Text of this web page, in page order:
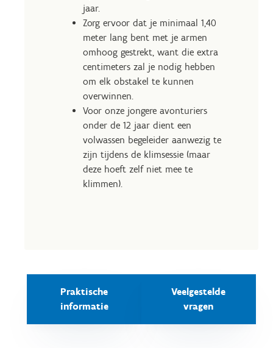
jaar.
Zorg ervoor dat je minimaal 1,40
meter lang bent met je armen
omhoog gestrekt, want die extra
centimeters zal je nodig hebben
om elk obstakel te kunnen
overwinnen.
Voor onze jongere avonturiers
onder de 12 jaar dient een
volwassen begeleider aanwezig te
zijn tijdens de klimsessie (maar
deze hoeft zelf niet mee te
klimmen).
Praktische
informatie
Veelgestelde
vragen